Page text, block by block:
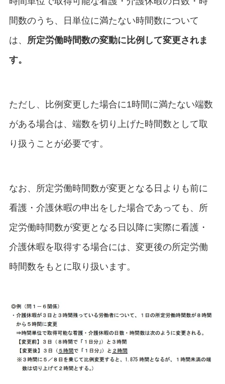
間数のうち、日単位に満たない時間数について
は、
所定労働時間数の変動に比例して変更されま
す。
ただし、比例変更した場合に1時間に満たない端数
がある場合は、端数を切り上げた時間数として取
り扱うことが必要です。
なお、所定労働時間数が変更となる日よりも前に
看護・介護休暇の申出をした場合であっても、所
定労働時間数が変更となる日以降に実際に看護・
介護休暇を取得する場合には、変更後の所定労働
時間数をもとに取り扱います。